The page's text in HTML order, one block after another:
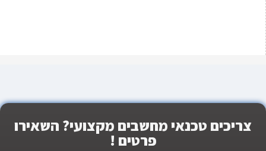
צריכים טכנאי מחשבים מקצועי? השאירו
פרטים !